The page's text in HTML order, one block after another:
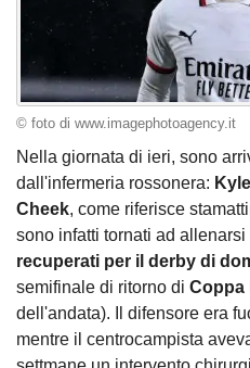
© foto di www.imagephotoagency.it
Nella giornata di ieri, sono
dall'infermeria rossonera: Kyle
Cheek, come riferisce
sono infatti tornati ad
recuperati per il derby di
semifinale di ritorno di Coppa
dell'andata). Il difensore era
mentre il centrocampista